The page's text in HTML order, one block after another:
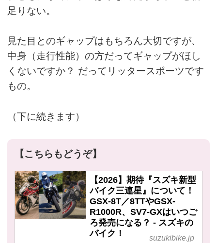
足りない。
見た目とのギャップはもちろん大切ですが、
中身（走行性能）の方だってギャップがほし
くないですか？ だってリッタースポーツです
もの。
（下に続きます）
【こちらもどうぞ】
【2026】期待『スズキ新型
バイク三連星』について！
GSX-8T／8TTやGSX-
R1000R、SV7-GXはいつご
ろ発売になる？ - スズキの
バイク！
suzukibike.jp